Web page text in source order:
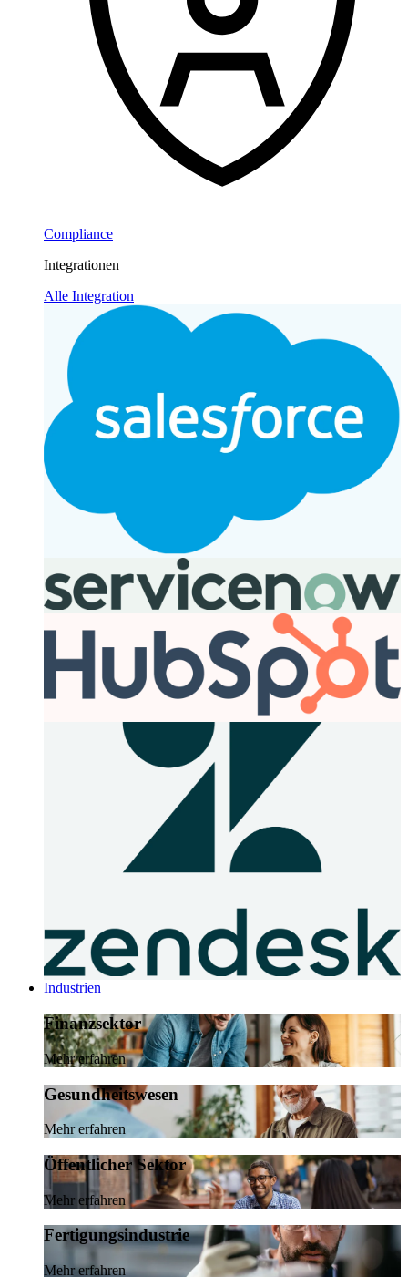
Compliance
Integrationen
Alle Integration
Industrien
Finanzsektor
Mehr erfahren
Gesundheitswesen
Mehr erfahren
Öffentlicher Sektor
Mehr erfahren
Fertigungsindustrie
Mehr erfahren